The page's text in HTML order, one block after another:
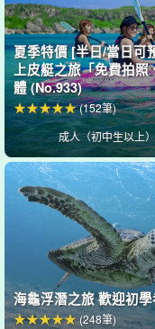
功的機率很高。
*由於海龜是活物，我們
一點。
夏季特價 [半日/當日可
上皮艇之旅「免費拍照
體 (No.933)
成人（初中生以上
(152筆)
海龜浮潛之旅 歡迎初
(248筆)